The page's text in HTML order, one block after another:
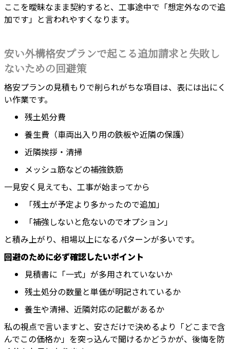
ここを曖昧なまま契約すると、工事途中で「想定外なので追
加です」と言われやすくなります。
安い外構格安プランで起こる追加請求と失敗し
ないための回避策
格安プランの見積もりで削られがちな項目は、表には出にく
い作業です。
残土処分費
養生費（車両出入り用の鉄板や近隣の保護）
近隣挨拶・清掃
メッシュ筋などの補強鉄筋
一見安く見えても、工事が始まってから
「残土が予定より多かったので追加」
「補強しないと危ないのでオプション」
と積み上がり、相場以上になるパターンが多いです。
回避のために必ず確認したいポイント
見積書に「一式」が多用されていないか
残土処分の数量と単価が明記されているか
養生や清掃、近隣対応の記載があるか
私の視点で言いますと、安さだけで決めるより「どこまで含
んでこの価格か」を突っ込んで聞けるかどうかが、後悔を防